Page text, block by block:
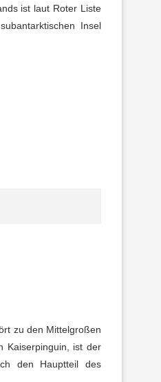
ist laut Roter Liste
Insel
zu den Mittelgroßen
Kaiserpinguin, ist der
den Hauptteil des